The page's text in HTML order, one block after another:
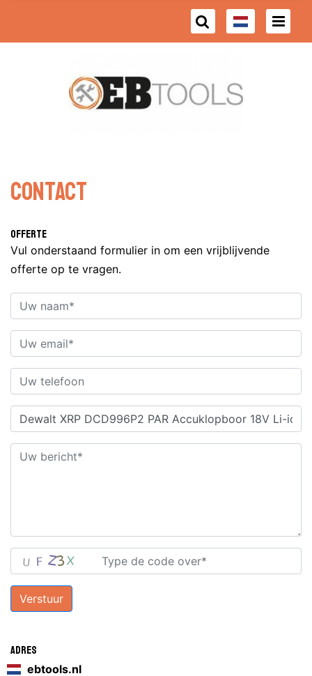
Contact
Offerte
Vul onderstaand formulier in om een vrijblijvende
offerte op te vragen.
Verstuur
Adres
ebtools.nl